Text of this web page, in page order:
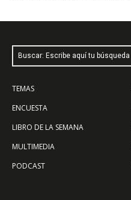
Buscar: Escribe aquí tu búsqueda
TEMAS
ENCUESTA
LIBRO DE LA SEMANA
MULTIMEDIA
PODCAST